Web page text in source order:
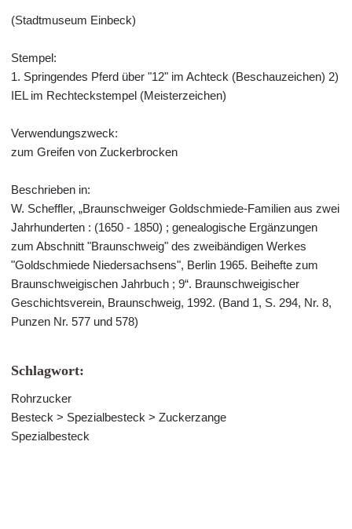
(Stadtmuseum Einbeck)
Stempel:
1. Springendes Pferd über "12" im Achteck (Beschauzeichen) 2)
IEL im Rechteckstempel (Meisterzeichen)
Verwendungszweck:
zum Greifen von Zuckerbrocken
Beschrieben in:
W. Scheffler, „Braunschweiger Goldschmiede-Familien aus zwei
Jahrhunderten : (1650 - 1850) ; genealogische Ergänzungen
zum Abschnitt "Braunschweig" des zweibändigen Werkes
"Goldschmiede Niedersachsens", Berlin 1965. Beihefte zum
Braunschweigischen Jahrbuch ; 9“. Braunschweigischer
Geschichtsverein, Braunschweig, 1992. (Band 1, S. 294, Nr. 8,
Punzen Nr. 577 und 578)
Schlagwort:
Rohrzucker
Besteck > Spezialbesteck > Zuckerzange
Spezialbesteck